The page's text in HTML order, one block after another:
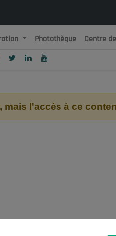
et Populaire
Photothèque Centre
l'accès à ce